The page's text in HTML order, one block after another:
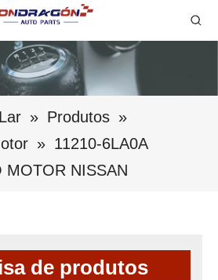
Lar » Produtos »
» 11210-6LA0A
MOTOR NISSAN
de produtos